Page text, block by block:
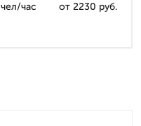
чел/час от 2230 руб.